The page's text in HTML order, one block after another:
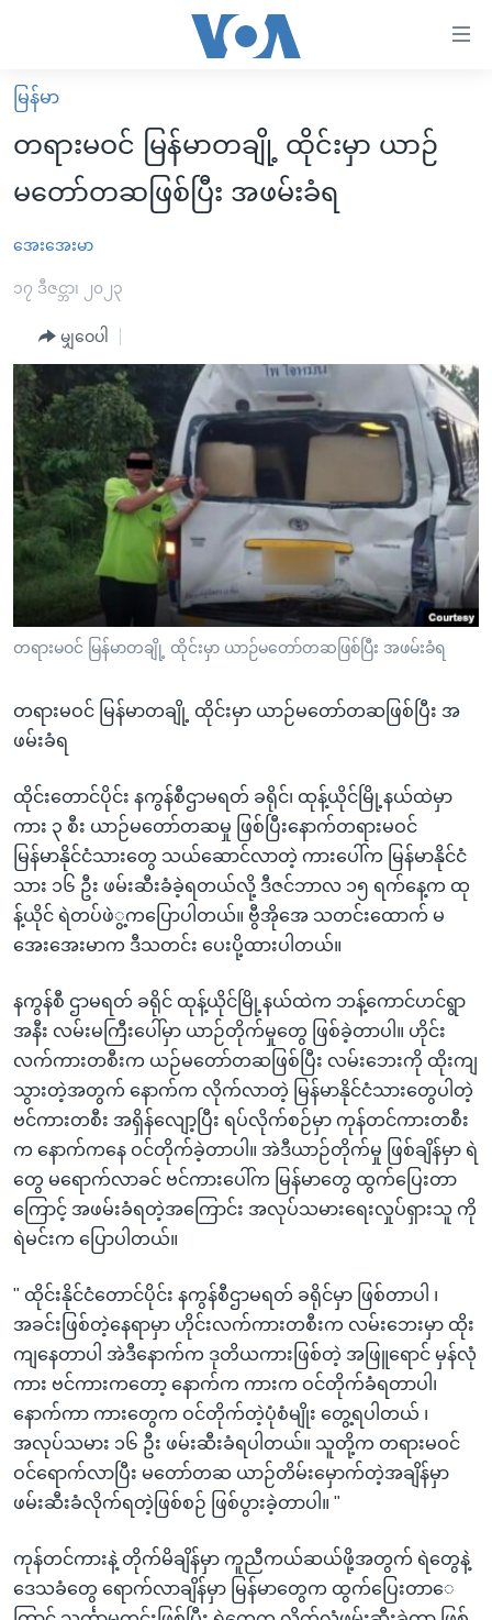
လွယ်ကူ
စေ
များ
ပင်မ
ကျော်
ကြည့်
ရန်
ပင်မ
အ
စာမျက်နှာ
ကြည့်
ရှာဖွေ
ရန်
သို့
ကျော်
ရန်
မူလစာမျက်နှာ
မြန်မာ
ကမ္ဘာ့သတင်းများ
အစ္စရေး-ပါလက်စတိုင်း
အင်္ဂလိပ်စာလေ့လာမယ်
အမေရိကန်သုံးအီဒီယံ
မကြေးမုံရဲ့ အင်္ဂလိပ်စာ
ရုပ်ရှင်ထဲက အင်္ဂလိပ်စာ
သုတပဒေသာ အင်္ဂလိပ်စာ
အပတ်စဉ်ကဏ္ဍများ
ရေဒီယို
တီဗွီ
ရေဒီယိုနှင့်ရုပ်သံ အချက်အလက်များ
ရေဒီယို/တီဗွီအစီအစဉ်
Learning English
ဗွီအိုအေ လူမှုကွန်ယက်များ
ဘာသာစကားများ
မြန်မာ
တရားမဝင် မြန်မာတချို့ ထိုင်းမှာ ယာဉ်
မတော်တဆဖြစ်ပြီး အဖမ်းခံရ
အေးအေးမာ
၁၇ ဒီဇင္ဘာ၊ ၂၀၂၃
မျှဝေပါ
တရားမဝင် မြန်မာတချို့ ထိုင်းမှာ ယာဉ်မတော်တဆဖြစ်ပြီး အဖမ်းခံရ
တရားမဝင် မြန်မာတချို့ ထိုင်းမှာ ယာဉ်မတော်တဆဖြစ်ပြီး အ
ဖမ်းခံရ
ထိုင်းတောင်ပိုင်း နကွန်စီဌာမရတ် ခရိုင်၊ ထုန့်ယိုင်မြို့နယ်ထဲမှာ
ကား ၃ စီး ယာဉ်မတော်တဆမှု ဖြစ်ပြီးနောက်တရားမဝင်
မြန်မာနိုင်ငံသားတွေ သယ်ဆောင်လာတဲ့ ကားပေါ်က မြန်မာနိုင်ငံ
သား ၁၆ ဦး ဖမ်းဆီးခံခဲ့ရတယ်လို့ ဒီဇင်ဘာလ ၁၅ ရက်နေ့က ထု
န့်ယိုင် ရဲတပ်ဖဲွ့ကပြောပါတယ်။ ဗွီအိုအေ သတင်းထောက် မ
အေးအေးမာက ဒီသတင်း ပေးပို့ထားပါတယ်။
နကွန်စီ ဌာမရတ် ခရိုင် ထုန့်ယိုင်မြို့နယ်ထဲက ဘန့်ကောင်ဟင်ရွာ
အနီး လမ်းမကြီးပေါ်မှာ ယာဉ်တိုက်မှုတွေ ဖြစ်ခဲ့တာပါ။ ဟိုင်း
လက်ကားတစီးက ယဉ်မတော်တဆဖြစ်ပြီး လမ်းဘေးကို ထိုးကျ
သွားတဲ့အတွက် နောက်က လိုက်လာတဲ့ မြန်မာနိုင်ငံသားတွေပါတဲ့
ဗင်ကားတစီး အရှိန်လျော့ပြီး ရပ်လိုက်စဉ်မှာ ကုန်တင်ကားတစီး
က နောက်ကနေ ဝင်တိုက်ခဲ့တာပါ။ အဲဒီယာဉ်တိုက်မှု ဖြစ်ချိန်မှာ ရဲ
တွေ မရောက်လာခင် ဗင်ကားပေါ်က မြန်မာတွေ ထွက်ပြေးတာ
ကြောင့် အဖမ်းခံရတဲ့အကြောင်း အလုပ်သမားရေးလှုပ်ရှားသူ ကို
ရဲမင်းက ပြောပါတယ်။
" ထိုင်းနိုင်ငံတောင်ပိုင်း နကွန်စီဌာမရတ် ခရိုင်မှာ ဖြစ်တာပါ ၊
အခင်းဖြစ်တဲ့နေရာမှာ ဟိုင်းလက်ကားတစီးက လမ်းဘေးမှာ ထိုး
ကျနေတာပါ အဲဒီနောက်က ဒုတိယကားဖြစ်တဲ့ အဖြူရောင် မှန်လုံ
ကား ဗင်ကားကတော့ နောက်က ကားက ဝင်တိုက်ခံရတာပါ၊
နောက်ကာ ကားတွေက ဝင်တိုက်တဲ့ပုံစံမျိုး တွေ့ရပါတယ် ၊
အလုပ်သမား ၁၆ ဦး ဖမ်းဆီးခံရပါတယ်။ သူတို့က တရားမဝင်
ဝင်ရောက်လာပြီး မတော်တဆ ယာဉ်တိမ်းမှောက်တဲ့အချိန်မှာ
ဖမ်းဆီးခံလိုက်ရတဲ့ဖြစ်စဉ် ဖြစ်ပွားခဲ့တာပါ။ "
ကုန်တင်ကားနဲ့ တိုက်မိချိန်မှာ ကူညီကယ်ဆယ်ဖို့အတွက် ရဲတွေနဲ့
ဒေသခံတွေ ရောက်လာချိန်မှာ မြန်မာတွေက ထွက်ပြေးတာေ